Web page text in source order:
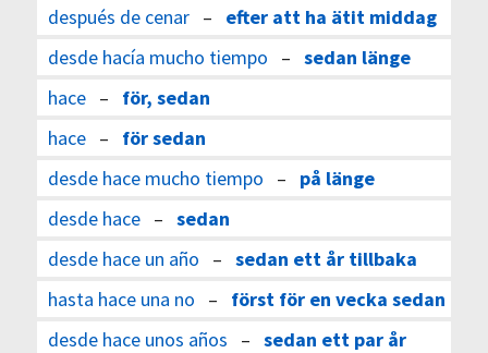
después de cenar– efter att ha ätit middag
desde hacía mucho tiempo – sedan länge
hace– för, sedan
hace– för sedan
desde hace mucho tiempo – på länge
desde hace– sedan
desde hace un año – sedan ett år tillbaka
hasta hace una no – först för en vecka sedan
desde hace unos años – sedan ett par år